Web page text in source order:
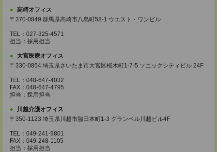
高崎オフィス
〒370-0849 群馬県高崎市八島町58-1 ウエスト・ワンビル
TEL：027-325-4571
担当：採用担当
大宮医療オフィス
〒330-0854 埼玉県さいたま市大宮区桜木町1-7-5 ソニックシティビル 24F
TEL：048-647-4032
FAX：048-647-4795
担当：採用担当
川越介護オフィス
〒350-1123 埼玉県川越市脇田本町1-3 グランベル川越ビル4F
TEL：049-241-9801
FAX：049-248-1105
担当：採用担当